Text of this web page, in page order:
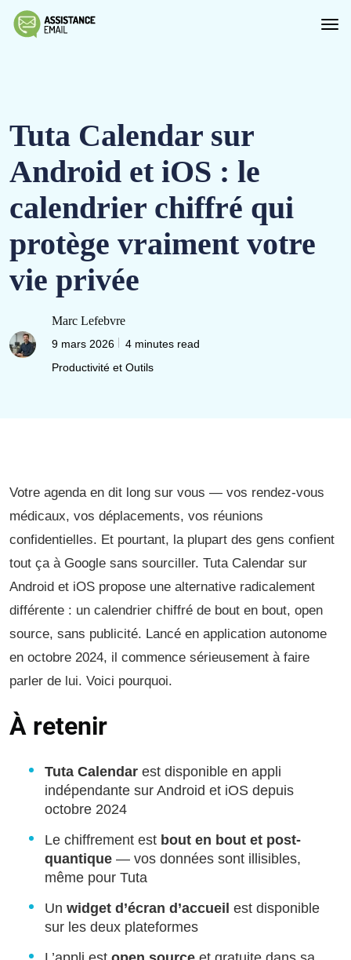
Tuta Calendar sur
Android et iOS : le
calendrier chiffré qui
protège vraiment votre
vie privée
Marc Lefebvre
9 mars 2026
4 minutes read
Productivité et Outils
Votre agenda en dit long sur vous — vos rendez-vous
médicaux, vos déplacements, vos réunions
confidentielles. Et pourtant, la plupart des gens confient
tout ça à Google sans sourciller. Tuta Calendar sur
Android et iOS propose une alternative radicalement
différente : un calendrier chiffré de bout en bout, open
source, sans publicité. Lancé en application autonome
en octobre 2024, il commence sérieusement à faire
parler de lui. Voici pourquoi.
À retenir
Tuta Calendar est disponible en appli
indépendante sur Android et iOS depuis
octobre 2024
Le chiffrement est bout en bout et post-
quantique — vos données sont illisibles,
même pour Tuta
Un widget d’écran d’accueil est disponible
sur les deux plateformes